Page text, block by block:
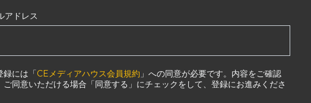
アドレス
録には「CEメディアハウス会員規約 」への同意が必要です。内容をご確認
ご同意いただける場合「同意する」にチェックをして、登録にお進みくださ